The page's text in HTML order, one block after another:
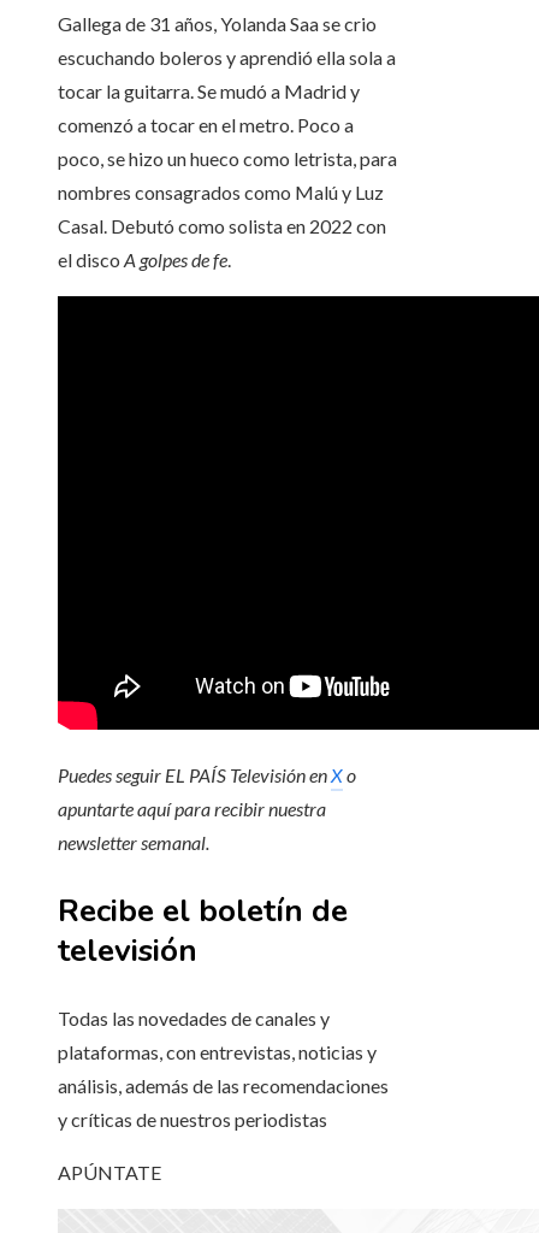
Gallega de 31 años, Yolanda Saa se crio
escuchando boleros y aprendió ella sola a
tocar la guitarra. Se mudó a Madrid y
comenzó a tocar en el metro. Poco a
poco, se hizo un hueco como letrista, para
nombres consagrados como Malú y Luz
Casal. Debutó como solista en 2022 con
el disco A golpes de fe.
Puedes seguir EL PAÍS Televisión enXo
apuntarte aquí para recibirnuestra
newsletter semanal.
Recibe el boletín de
televisión
Todas las novedades de canales y
plataformas, con entrevistas, noticias y
análisis, además de las recomendaciones
y críticas de nuestros periodistas
APÚNTATE